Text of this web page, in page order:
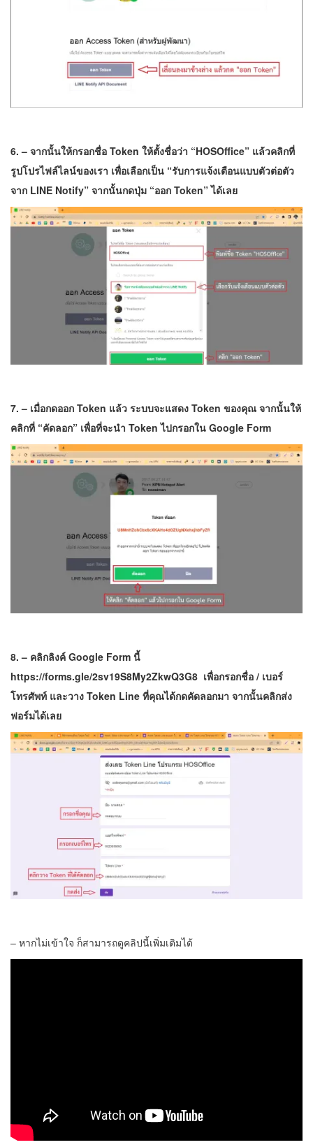
6. – จากนั้นให้กรอกชื่อ Token ให้ตั้งชื่อว่า “HOSOffice” แล้วคลิกที่
รูปโปรไฟล์ไลน์ของเรา เพื่อเลือกเป็น “รับการแจ้งเตือนแบบตัวต่อตัว
จาก LINE Notify” จากนั้นกดปุ่ม “ออก Token” ได้เลย
7. – เมื่อกดออก Token แล้ว ระบบจะแสดง Token ของคุณ จากนั้นให้
คลิกที่ “คัดลอก” เพื่อที่จะนำ Token ไปกรอกใน Google Form
8. – คลิกลิงค์ Google Form นี้
https://forms.gle/2sv19S8My2ZkwQ3G8 เพื่อกรอกชื่อ / เบอร์
โทรศัพท์ และวาง Token Line ที่คุณได้กดคัดลอกมา จากนั้นคลิกส่ง
ฟอร์มได้เลย
– หากไม่เข้าใจ ก็สามารถดูคลิปนี้เพิ่มเติมได้